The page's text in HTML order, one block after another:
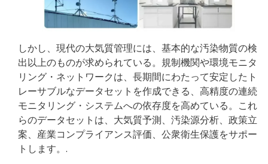
しかし、現代の大気質管理には、基本的な汚染物質の検
出以上のものが求められている。規制機関や環境モニタ
リング・ネットワークは、長期間にわたって安定したト
レーサブルなデータセットを作成できる、高精度の連続
モニタリング・システムへの依存度を高めている。これ
らのデータセットは、大気質予測、汚染源分析、政策立
案、産業コンプライアンス評価、公衆衛生保護をサポー
トします。.